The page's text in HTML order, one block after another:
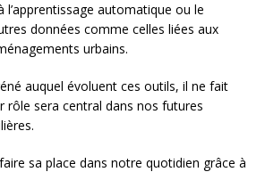
l’apprentissage automatique ou le
données comme celles liées aux
urbains.
auquel évoluent ces outils, il ne fait
rôle sera central dans nos futures
sa place dans notre quotidien grâce à